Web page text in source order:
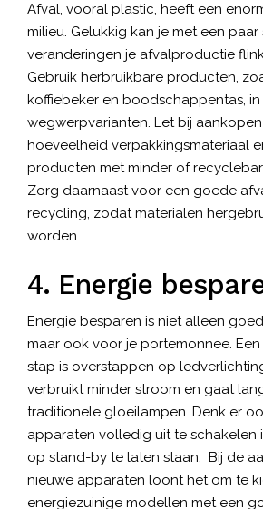
Afval, vooral plastic, heeft een
milieu. Gelukkig kan je met een paar
veranderingen je afvalproductie
Gebruik herbruikbare producten,
koffiebeker en boodschappentas,
wegwerpvarianten. Let bij
hoeveelheid verpakkingsmateriaal
producten met minder of
Zorg daarnaast voor een goede
recycling, zodat materialen
worden.
4. Energie
Energie besparen is niet alleen
maar ook voor je portemonnee.
stap is overstappen op
verbruikt minder stroom en gaat
traditionele gloeilampen. Denk er
apparaten volledig uit te schakelen
op stand-by te laten staan. Bij de
nieuwe apparaten loont het om te
energiezuinige modellen met een